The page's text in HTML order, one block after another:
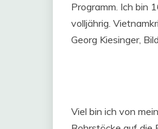
Programm. Ich bin
volljährig.
Georg Kiesinger,
Viel bin ich von